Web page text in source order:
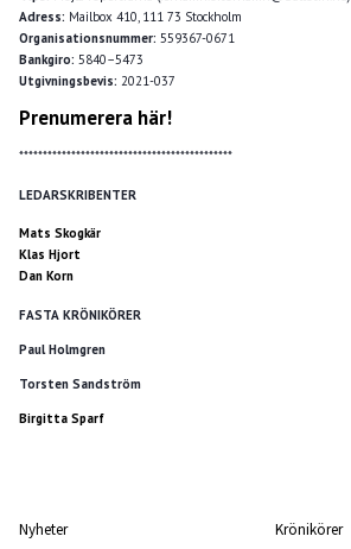
Adress: Mailbox 410, 111 73 Stockholm
Organisationsnummer: 559367-0671
Bankgiro: 5840–5473
Utgivningsbevis: 2021-037
Prenumerera här!
*********************************************
LEDARSKRIBENTER
Mats Skogkär
Klas Hjort
Dan Korn
FASTA KRÖNIKÖRER
Paul Holmgren
Torsten Sandström
Birgitta Sparf
Nyheter Krönikörer